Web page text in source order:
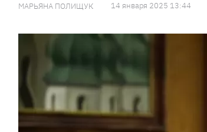
МАРЬЯНА ПОЛИЩУК 14 января 2025 13:44